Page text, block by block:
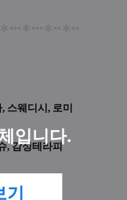
입니다.
기
스웨디시, 로미
, 감성테라피
~!